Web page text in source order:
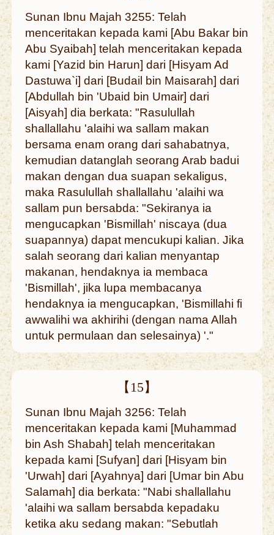
Sunan Ibnu Majah 3255: Telah
menceritakan kepada kami [Abu Bakar bin
Abu Syaibah] telah menceritakan kepada
kami [Yazid bin Harun] dari [Hisyam Ad
Dastuwa`i] dari [Budail bin Maisarah] dari
[Abdullah bin 'Ubaid bin Umair] dari
[Aisyah] dia berkata: "Rasulullah
shallallahu 'alaihi wa sallam makan
bersama enam orang dari sahabatnya,
kemudian datanglah seorang Arab badui
makan dengan dua suapan sekaligus,
maka Rasulullah shallallahu 'alaihi wa
sallam pun bersabda: "Sekiranya ia
mengucapkan 'Bismillah' niscaya (dua
suapannya) dapat mencukupi kalian. Jika
salah seorang dari kalian menyantap
makanan, hendaknya ia membaca
'Bismillah', jika lupa membacanya
hendaknya ia mengucapkan, 'Bismillahi fi
awwalihi wa akhirihi (dengan nama Allah
untuk permulaan dan selesainya) '."
【15】
Sunan Ibnu Majah 3256: Telah
menceritakan kepada kami [Muhammad
bin Ash Shabah] telah menceritakan
kepada kami [Sufyan] dari [Hisyam bin
'Urwah] dari [Ayahnya] dari [Umar bin Abu
Salamah] dia berkata: "Nabi shallallahu
'alaihi wa sallam bersabda kepadaku
ketika aku sedang makan: "Sebutlah